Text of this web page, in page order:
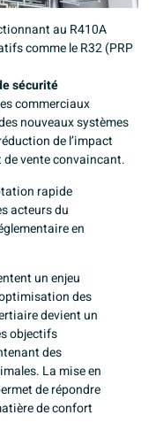
au R410A
comme le R32 (PRP
sécurité
commerciaux
nouveaux systèmes
de l’impact
vente convaincant.
rapide
acteurs du
en
un enjeu
des
devient un
objectifs
des
La mise en
de répondre
de confort